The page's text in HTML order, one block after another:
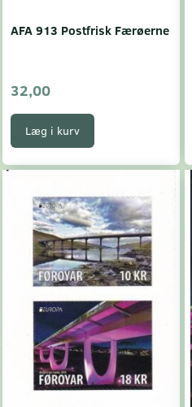
AFA 913 Postfrisk Færøerne
32,00
Læg i kurv